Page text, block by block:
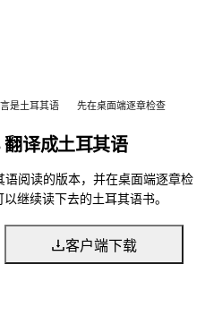
是土耳其语 先在桌面端逐章检查
译成土耳其语
阅读的版本，并在桌面端逐章检
继续读下去的土耳其语书。
客户端下载